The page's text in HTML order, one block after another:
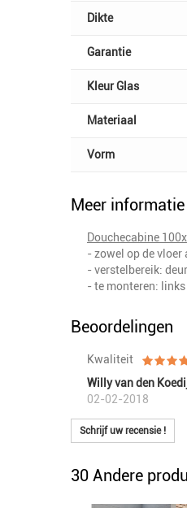
Dikte
Garantie
Kleur Glas
Materiaal
Vorm
Meer informatie
Douchecabine
- zowel op de vloer
- verstelbereik:
- te monteren:
Beoordelingen
Kwaliteit
Willy van den
02-02-2018
Schrijf uw recensie !
30 Andere